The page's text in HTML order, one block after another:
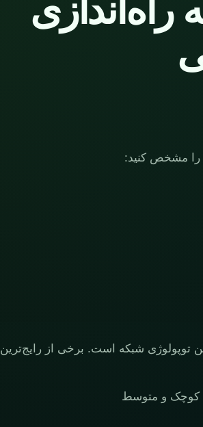
راه‌اندازی
را مشخص کنید:
توپولوژی شبکه است. برخی از رایج‌ترین
کوچک و متوسط